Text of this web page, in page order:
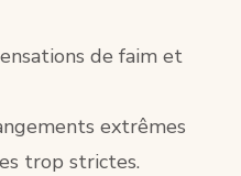
de faim et
extrêmes
trop strictes.